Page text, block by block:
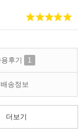
후기 1
배송정보
더보기